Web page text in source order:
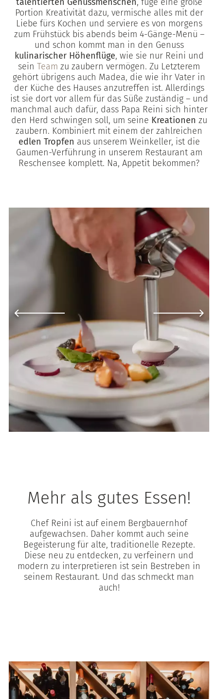
Portion Kreativität dazu, vermische alles mit der
Liebe fürs Kochen und serviere es von morgens
zum Frühstück bis abends beim 4-Gänge-Menü –
und schon kommt man in den Genuss
kulinarischer Höhenflüge, wie sie nur Reini und
sein Team zu zaubern vermögen. Zu Letzterem
gehört übrigens auch Madea, die wie ihr Vater in
der Küche des Hauses anzutreffen ist. Allerdings
ist sie dort vor allem für das Süße zuständig – und
manchmal auch dafür, dass Papa Reini sich hinter
den Herd schwingen soll, um seine Kreationen zu
zaubern. Kombiniert mit einem der zahlreichen
edlen Tropfen aus unserem Weinkeller, ist die
Gaumen-Verführung in unserem Restaurant am
Reschensee komplett. Na, Appetit bekommen?
Mehr als gutes Essen!
Chef Reini ist auf einem Bergbauernhof
aufgewachsen. Daher kommt auch seine
Begeisterung für alte, traditionelle Rezepte.
Diese neu zu entdecken, zu verfeinern und
modern zu interpretieren ist sein Bestreben in
seinem Restaurant. Und das schmeckt man
auch!